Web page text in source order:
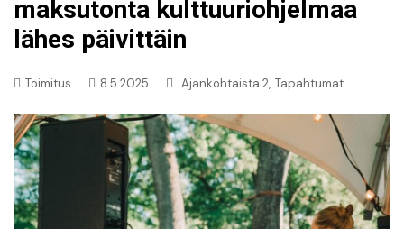
maksutonta kulttuuriohjelmaa
lähes päivittäin
Toimitus 8.5.2025 Ajankohtaista 2, Tapahtumat